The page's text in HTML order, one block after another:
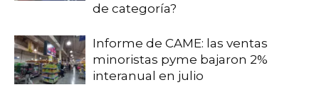
de categoría?
Informe de CAME: las ventas
minoristas pyme bajaron 2%
interanual en julio